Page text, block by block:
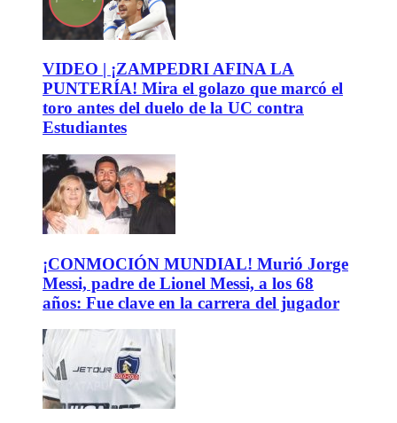
VIDEO | ¡ZAMPEDRI AFINA LA
PUNTERÍA! Mira el golazo que marcó el
toro antes del duelo de la UC contra
Estudiantes
¡CONMOCIÓN MUNDIAL! Murió Jorge
Messi, padre de Lionel Messi, a los 68
años: Fue clave en la carrera del jugador